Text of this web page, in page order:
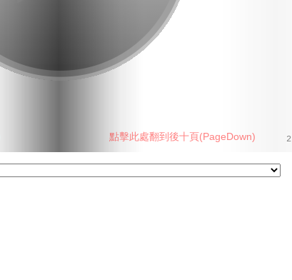
2
點擊此處翻到後十頁(PageDown)